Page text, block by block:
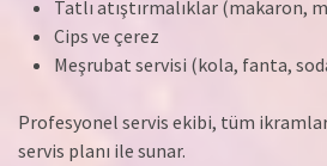
Tatlı atıştırmalıklar (makaron,
Cips ve çerez
Meşrubat servisi (kola, fanta,
Profesyonel servis ekibi, tüm
servis planı ile sunar.